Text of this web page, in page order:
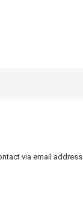
via email address